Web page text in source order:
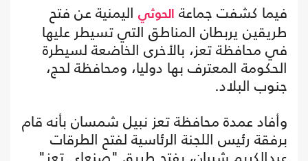
فيما كشفت جماعة
الحوثي اليمنية عن فتح
طريقين يربطان المناطق التي تسيطر عليها
في محافظة تعز، بالأخرى الخاضعة لسيطرة
الحكومة المعترف بها دوليا، ومحافظة لحج،
جنوب البلاد.
وأفاد عمدة محافظة تعز نبيل شمسان بأنه قام
برفقة رئيس اللجنة الرئاسية لفتح الطرقات